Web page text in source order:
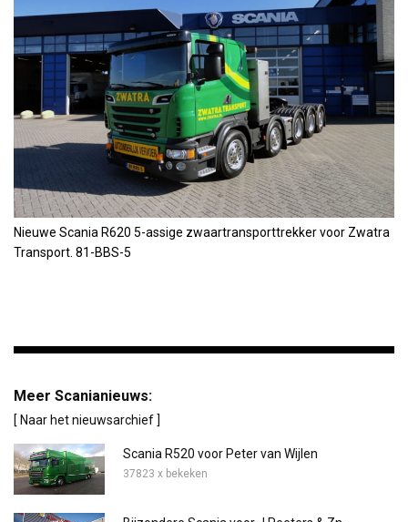
Nieuwe Scania R620 5-assige zwaartransporttrekker voor Zwatra
Transport. 81-BBS-5
Meer Scanianieuws:
[ Naar het nieuwsarchief ]
Scania R520 voor Peter van Wijlen
37823 x bekeken